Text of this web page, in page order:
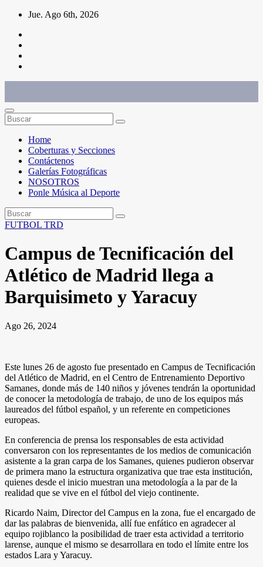
Saltar
contenido
Jue. Ago 6th, 2026
Home
Coberturas y Secciones
Contáctenos
Galerías Fotográficas
NOSOTROS
Ponle Música al Deporte
FUTBOL TRD
Campus de Tecnificación del
Atlético de Madrid llega a
Barquisimeto y Yaracuy
Ago 26, 2024
Este lunes 26 de agosto fue presentado en Campus de Tecnificación
del Atlético de Madrid, en el Centro de Entrenamiento Deportivo
Samanes, donde más de 140 niños y jóvenes tendrán la oportunidad
de conocer la metodología de trabajo, de uno de los equipos más
laureados del fútbol español, y un referente en competiciones
europeas.
En conferencia de prensa los responsables de esta actividad
conversaron con los representantes de los medios de comunicación
asistente a la gran carpa de los Samanes, quienes pudieron observar
de primera mano la estructura organizativa que trae esta institución,
quienes desde el inicio muestran una metodología a la par de la
realidad que se vive en el fútbol del viejo continente.
Ricardo Naim, Director del Campus en la zona, fue el encargado de
dar las palabras de bienvenida, allí fue enfático en agradecer al
equipo rojiblanco la posibilidad de traer esta actividad a territorio
larense, aunque el mismo se desarrollara en todo el límite entre los
estados Lara y Yaracuy.